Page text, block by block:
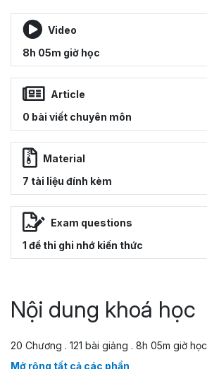
Video
8h 05m giờ học
Article
0 bài viết chuyên môn
Material
7 tài liệu đính kèm
Exam questions
1 đề thi ghi nhớ kiến thức
Nội dung khoá học
20 Chương . 121 bài giảng . 8h 05m giờ học
Mở rộng tất cả các phần